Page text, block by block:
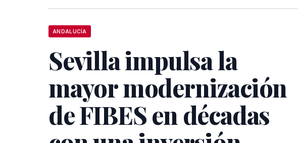
ANDALUCÍA
Sevilla impulsa la
mayor modernización
de FIBES en décadas